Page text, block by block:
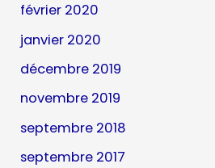
février 2020
janvier 2020
décembre 2019
novembre 2019
septembre 2018
septembre 2017